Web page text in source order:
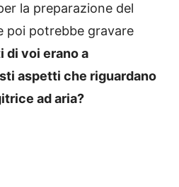
la preparazione del
poi potrebbe gravare
di voi erano a
aspetti che riguardano
ad aria?